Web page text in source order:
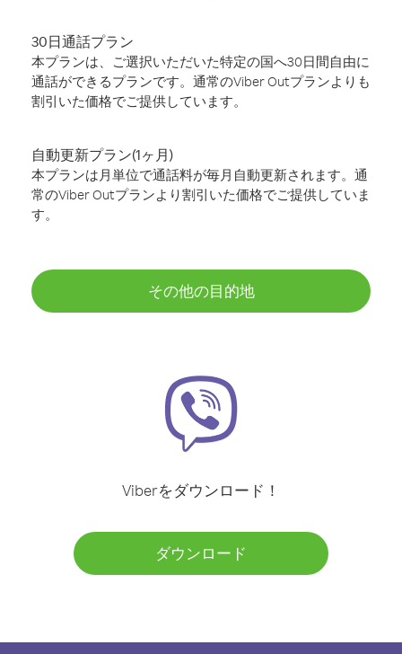
30日通話プラン
本プランは、ご選択いただいた特定の国へ30日間自由に
通話ができるプランです。通常のViber Outプランよりも
割引いた価格でご提供しています。
自動更新プラン(1ヶ月)
本プランは月単位で通話料が毎月自動更新されます。通
常のViber Outプランより割引いた価格でご提供していま
す。
その他の目的地
Viberをダウンロード！
ダウンロード